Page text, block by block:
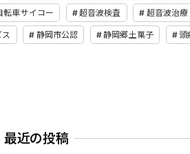
転車サイコー 超音波検査 超音波治療
静岡市公認 静岡郷土菓子 頭
最近の投稿